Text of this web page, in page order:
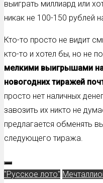
выиграть миллиард или
никак не 100-150 рублей
Кто-то просто не видит
кто-то и хотел бы, но не
мелкими выигрышами на
новогодних тиражей
просто нет наличных
завозить их никто не
предлагается обменять
следующего тиража.
"Русское лото"